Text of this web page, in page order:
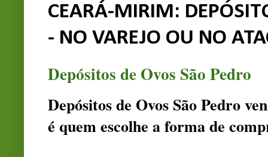
CEARÁ-MIRIM:
- NO VAREJO OU NO
Depósitos de Ovos São Pedro
Depósitos de Ovos São Pedro
é quem escolhe a forma de